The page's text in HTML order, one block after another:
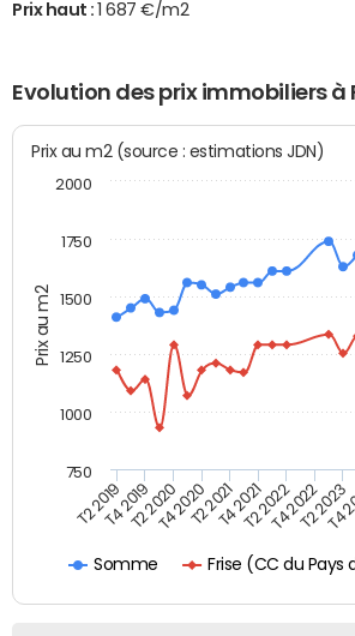
Prix haut :
1 687 €/m2
Evolution des prix immobiliers à
Prix au m2
Prix au m2 (source : estimations JDN)
Somme Frise (CC du Pays
T2 2019T4 2019T2 2020T4 2020T2 2021T4 2021T2 2022T4 2022T2 2023
T4
750
1000
1250
1500
1750
2000